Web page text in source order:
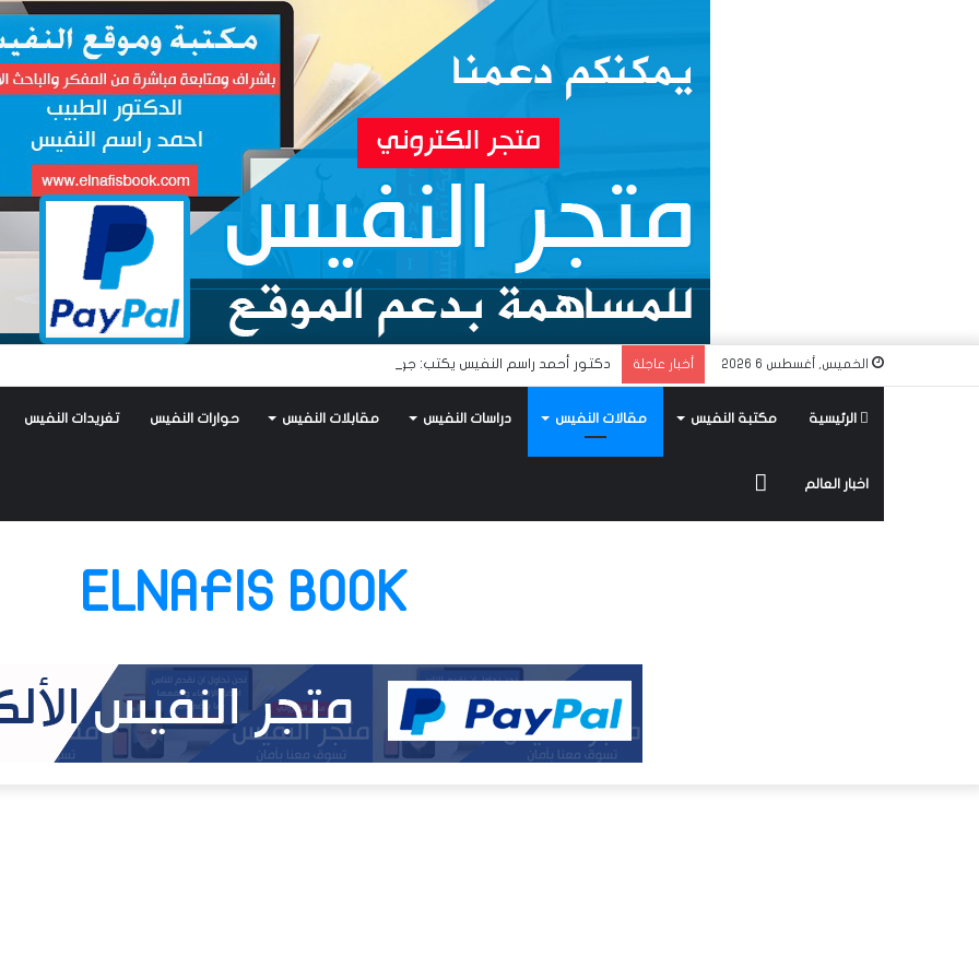
الخميس, أغسطس 6 2026 أخبار عاجلة دكتور أحمد راسم النفيس يكتب: جواز عتريس من فؤادة باطل!! وجواز براقش من حُنين فاشل!!
الرئيسية مكتبة النفيس مقالات النفيس دراسات النفيس مقابلات النفيس حوارات النفيس تغريدات النفيس
اخبار العالم
ELNAFIS BOOK